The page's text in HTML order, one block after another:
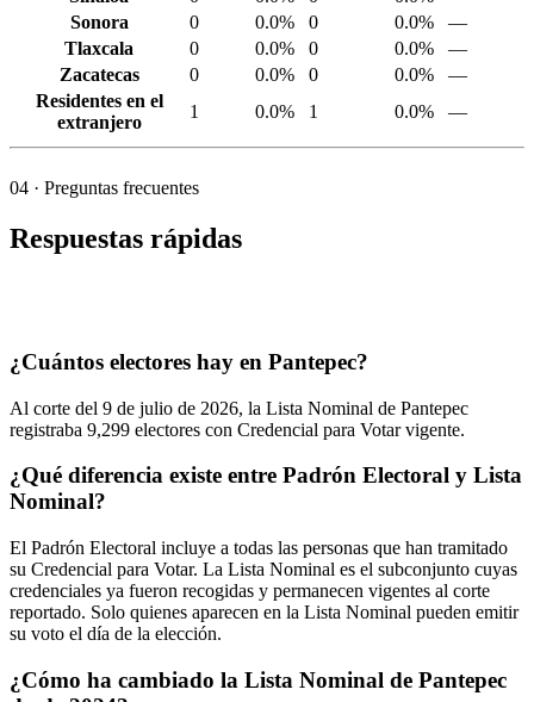
Sonora
0 0.0% 0 0.0%
—
Tlaxcala
0 0.0% 0 0.0%
—
Zacatecas
0 0.0% 0 0.0%
—
Residentes en el
extranjero
1 0.0% 1 0.0% —
04 · Preguntas frecuentes
Respuestas rápidas
¿Cuántos electores hay en Pantepec?
Al corte del 9 de julio de 2026, la Lista Nominal de Pantepec
registraba 9,299 electores con Credencial para Votar vigente.
¿Qué diferencia existe entre Padrón Electoral y Lista
Nominal?
El Padrón Electoral incluye a todas las personas que han tramitado
su Credencial para Votar. La Lista Nominal es el subconjunto cuyas
credenciales ya fueron recogidas y permanecen vigentes al corte
reportado. Solo quienes aparecen en la Lista Nominal pueden emitir
su voto el día de la elección.
¿Cómo ha cambiado la Lista Nominal de Pantepec